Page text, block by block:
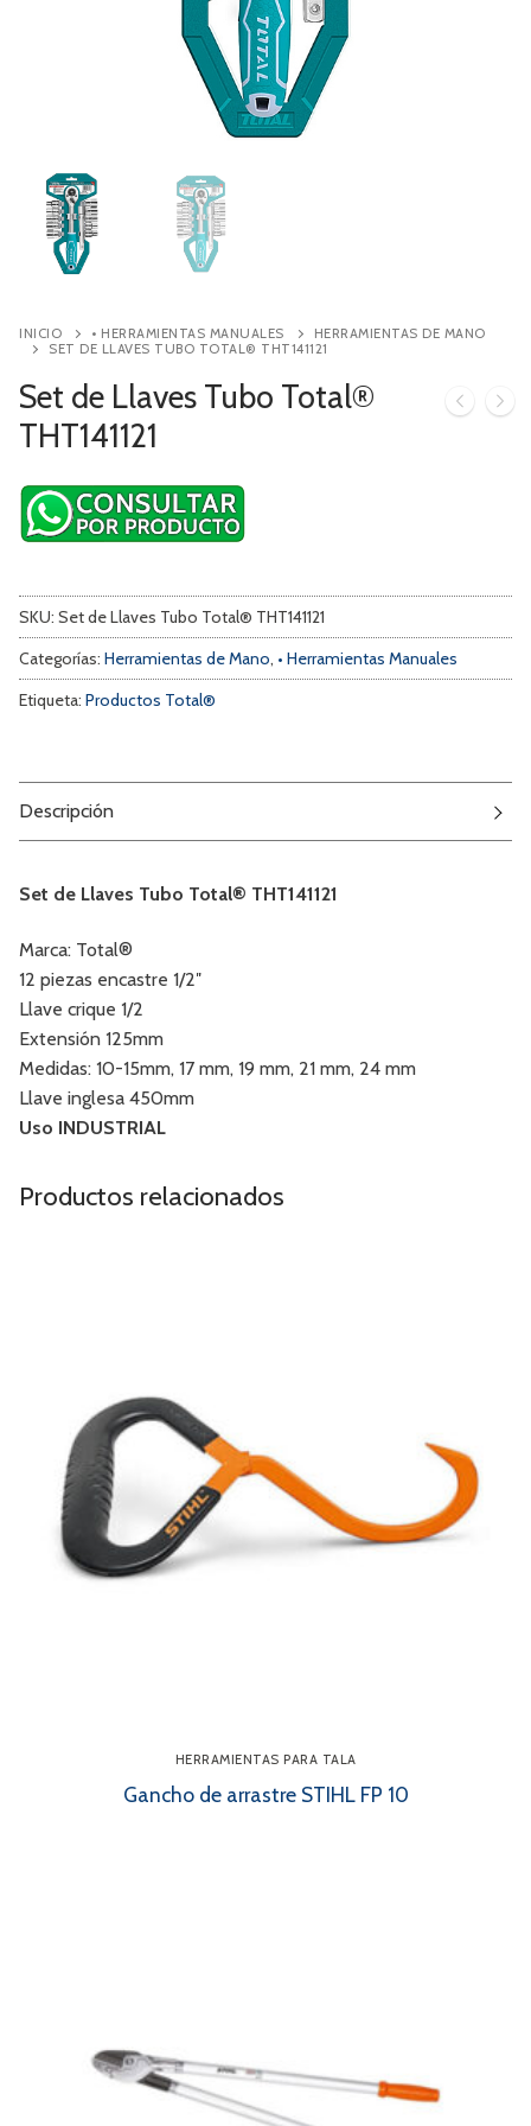
Contacto
INICIO • HERRAMIENTAS MANUALES
HERRAMIENTAS DE MANO
SET DE LLAVES TUBO TOTAL® THT141121
Set de Llaves Tubo Total®
THT141121
SKU: Set de Llaves Tubo Total® THT141121
Categorías: Herramientas de Mano, • Herramientas Manuales
Etiqueta: Productos Total®
Descripción
Set de Llaves Tubo Total® THT141121
Marca: Total®
12 piezas encastre 1/2″
Llave crique 1/2
Extensión 125mm
Medidas: 10-15mm, 17 mm, 19 mm, 21 mm, 24 mm
Llave inglesa 450mm
Uso INDUSTRIAL
Productos relacionados
HERRAMIENTAS PARA TALA
Gancho de arrastre STIHL FP 10